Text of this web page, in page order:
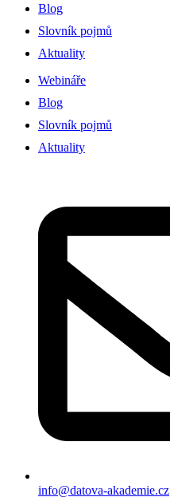
Blog
Slovník pojmů
Aktuality
Webináře
Blog
Slovník pojmů
Aktuality
info@datova-akademie.cz